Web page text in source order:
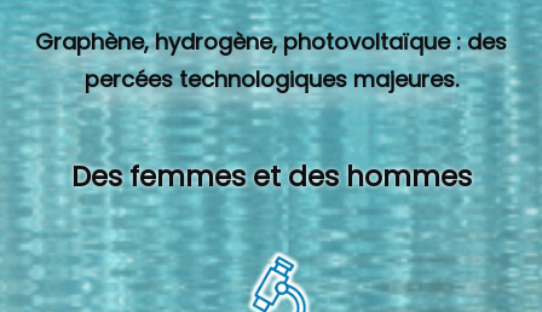
Graphène, hydrogène, photovoltaïque : des
percées technologiques majeures.
Des femmes et des hommes